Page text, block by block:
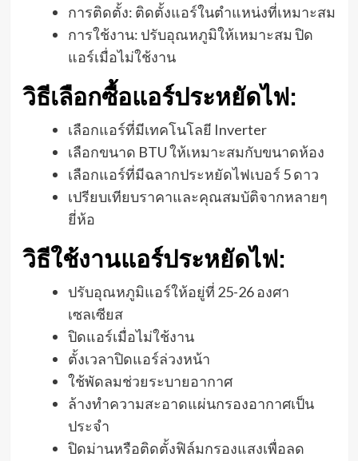
การติดตั้ง: ติดตั้งแอร์ในตำแหน่งที่เหมาะสม
การใช้งาน: ปรับอุณหภูมิให้เหมาะสม ปิด
แอร์เมื่อไม่ใช้งาน
วิธีเลือกซื้อแอร์ประหยัดไฟ:
เลือกแอร์ที่มีเทคโนโลยี Inverter
เลือกขนาด BTU ให้เหมาะสมกับขนาดห้อง
เลือกแอร์ที่มีฉลากประหยัดไฟเบอร์ 5 ดาว
เปรียบเทียบราคาและคุณสมบัติจากหลายๆ
ยี่ห้อ
วิธีใช้งานแอร์ประหยัดไฟ:
ปรับอุณหภูมิแอร์ให้อยู่ที่ 25-26 องศา
เซลเซียส
ปิดแอร์เมื่อไม่ใช้งาน
ตั้งเวลาปิดแอร์ล่วงหน้า
ใช้พัดลมช่วยระบายอากาศ
ล้างทำความสะอาดแผ่นกรองอากาศเป็น
ประจำ
ปิดม่านหรือติดตั้งฟิล์มกรองแสงเพื่อลด